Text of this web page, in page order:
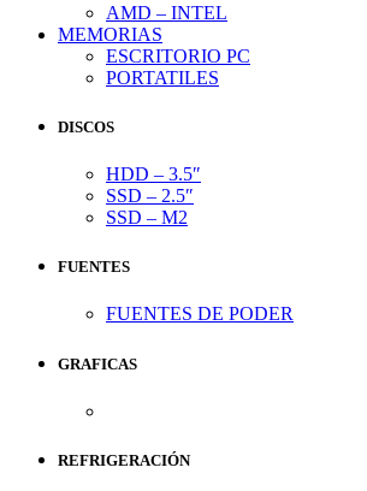
AMD – INTEL
MEMORIAS
ESCRITORIO PC
PORTATILES
DISCOS
HDD – 3.5″
SSD – 2.5″
SSD – M2
FUENTES
FUENTES DE PODER
GRAFICAS
REFRIGERACIÓN